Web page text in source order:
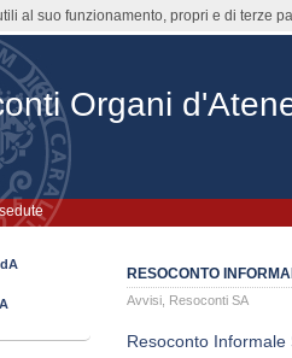
Organi
RESOCONTO
Avvisi Resoconti SA
Resoconto Informale
al suo funzionamento, propri e di terze